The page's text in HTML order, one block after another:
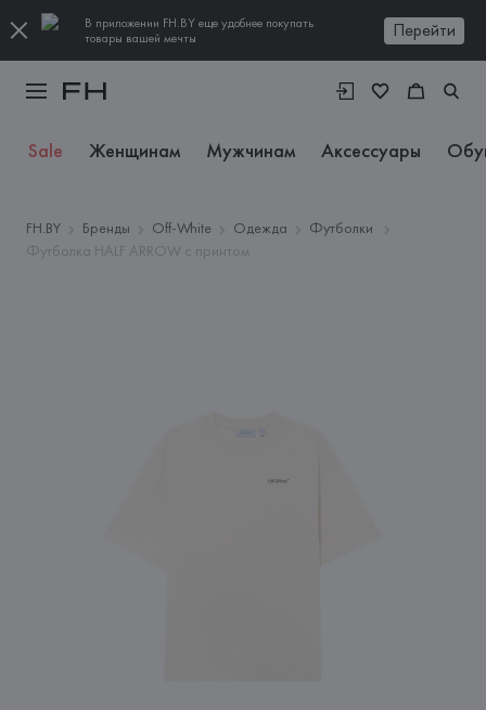
В приложении FH.BY еще удобнее покупать
товары вашей мечты
Перейти
Sale Женщинам Мужчинам Аксессуары
FH.BY Бренды Off-White Одежда
Футболки
Футболка HALF ARROW с принтом